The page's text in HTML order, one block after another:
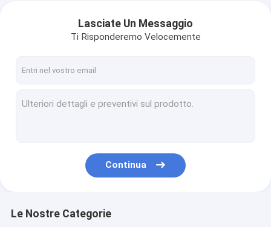
Lasciate Un Messaggio
Ti Risponderemo Velocemente
Continua
Le Nostre Categorie